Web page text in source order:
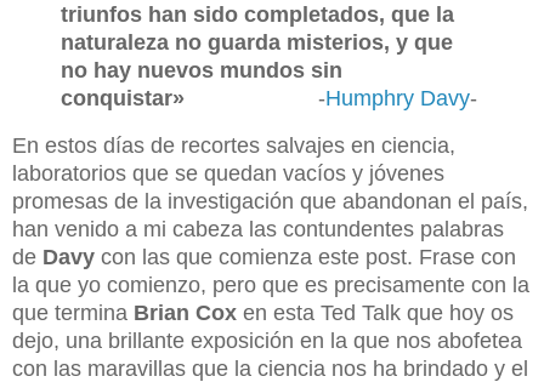
triunfos han sido completados, que la
naturaleza no guarda misterios, y que
no hay nuevos mundos sin
conquistar» -Humphry Davy-
En estos días de recortes salvajes en ciencia,
laboratorios que se quedan vacíos y jóvenes
promesas de la investigación que abandonan el país,
han venido a mi cabeza las contundentes palabras
de Davy con las que comienza este post. Frase con
la que yo comienzo, pero que es precisamente con la
que termina Brian Cox en esta Ted Talk que hoy os
dejo, una brillante exposición en la que nos abofetea
con las maravillas que la ciencia nos ha brindado y el